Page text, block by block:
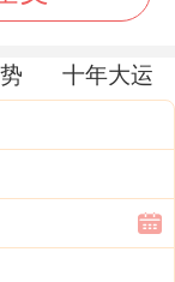
申时忌动
西南方位
十年大运